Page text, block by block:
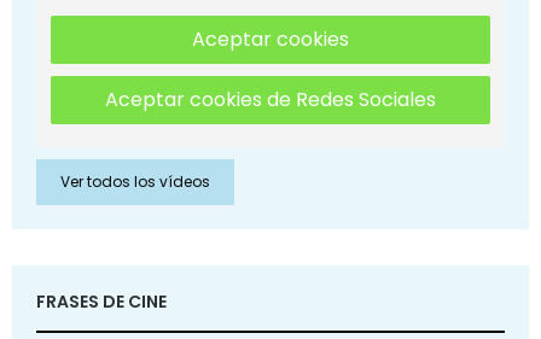
Aceptar cookies
Aceptar cookies de Redes Sociales
Ver todos los vídeos
FRASES DE CINE